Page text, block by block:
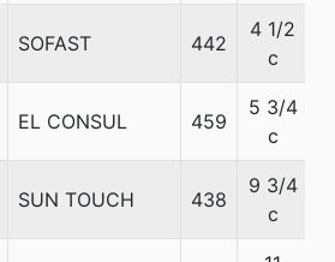
SOFAST 442
4 1/2
c
EL CONSUL 459
5 3/4
c
SUN TOUCH 438
9 3/4
c